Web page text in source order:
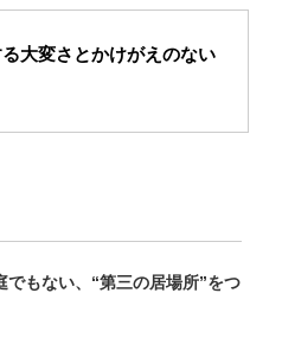
大変さとかけがえのない
でもない、“第三の居場所”をつ